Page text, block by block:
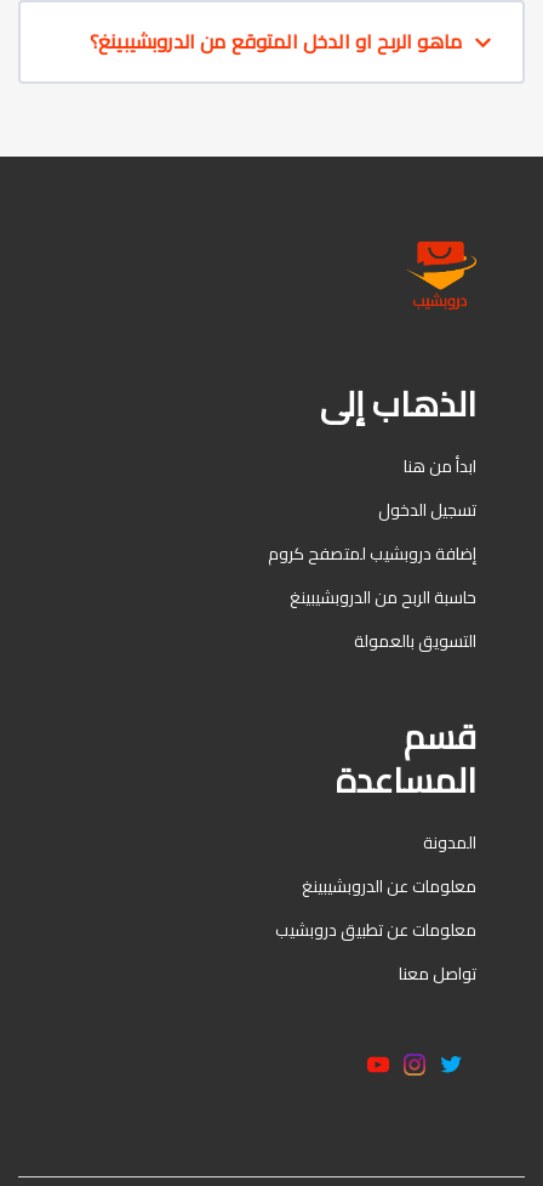
ماهو الربح او الدخل المتوقع من الدروبشيبينغ؟
الذهاب إلى
ابدأ من هنا
تسجيل الدخول
إضافة دروبشيب لمتصفح كروم
حاسبة الربح من الدروبشيبينغ
التسويق بالعمولة
قسم
المساعدة
المدونة
معلومات عن الدروبشيبينغ
معلومات عن تطبيق دروبشيب
تواصل معنا